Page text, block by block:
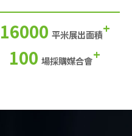
16000 平米展出面積+
100 場採購媒合會+